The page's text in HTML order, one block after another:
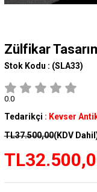
Zülfikar
Stok Kodu : (SLA33)
0.0
Tedarikçi : Kevser
TL37.500,00(KDV